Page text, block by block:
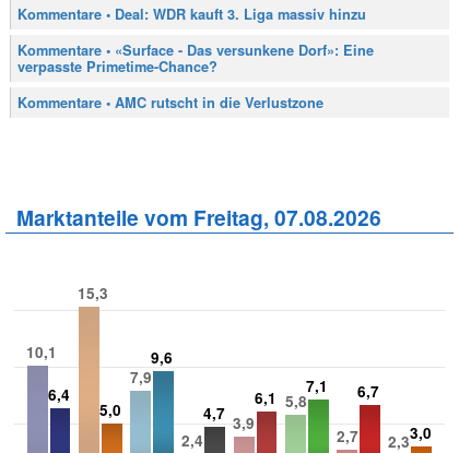
Kommentare • Deal: WDR kauft 3. Liga massiv hinzu
Kommentare • «Surface - Das versunkene Dorf»: Eine
verpasste Primetime-Chance?
Kommentare • AMC rutscht in die Verlustzone
Marktanteile vom Freitag, 07.08.2026
10,1
15,3
7,9
2,4
3,9
5,8
2,7
2,3
6,4
5,0
9,6
4,7
6,1
7,1 6,7
3,0